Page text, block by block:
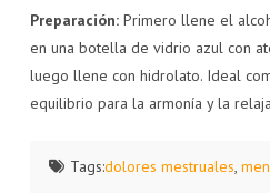
Preparación: Primero llene el
en una botella de vidrio azul con
luego llene con hidrolato. Ideal
equilibrio para la armonía y la
Tags:dolores mestruales,